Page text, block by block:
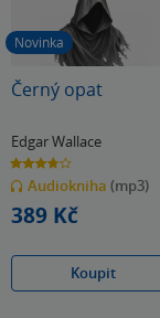
Novinka
Černý opat
Edgar Wallace
3.7
z
5
hvězdiček
Audiokniha (mp3)
389 Kč
Koupit